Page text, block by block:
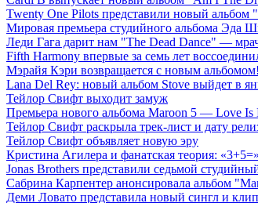
Twenty One Pilots представили новый альбом
Мировая премьера студийного альбома Эда
Леди Гага дарит нам "The Dead Dance" —
Fifth Harmony впервые за семь лет
Мэрайя Кэри возвращается с новым альбомом!
Lana Del Rey: новый альбом Stove выйдет в
Тейлор Свифт выходит замуж
Премьера нового альбома Maroon 5 — Love Is
Тейлор Свифт раскрыла трек-лист и дату
Тейлор Свифт объявляет новую эру
Кристина Агилера и фанатская теория:
Jonas Brothers представили седьмой
Сабрина Карпентер анонсировала альбом
Деми Ловато представила новый сингл и